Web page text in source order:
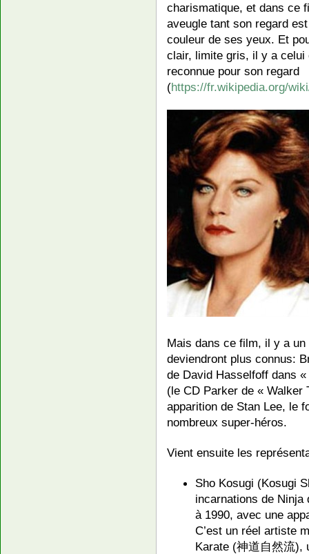
charismatique, et dans ce
aveugle tant son regard
couleur de ses yeux. Et
clair, limite gris, il y a celui
reconnue pour son regard
(https://fr.wikipedia.org/
Mais dans ce film, il y a
deviendront plus connus:
de David Hasselfoff dans
(le CD Parker de « Walker
apparition de Stan Lee, le
nombreux super-héros.
Vient ensuite les
Sho Kosugi (Kosugi
incarnations de Ninja
à 1990, avec une
C’est un réel artiste
Karate (神道自然流),